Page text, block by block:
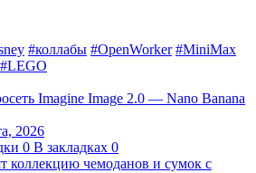
#коллабы #OpenWorker #MiniMax
#LEGO
Imagine Image 2.0 — Nano Banana
2026
0 В закладках 0
коллекцию чемоданов и сумок с